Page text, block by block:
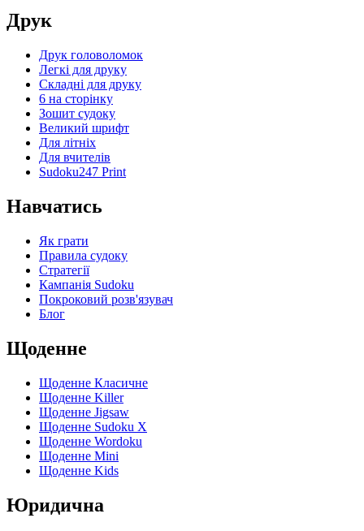
Друк
Друк головоломок
Легкі для друку
Складні для друку
6 на сторінку
Зошит судоку
Великий шрифт
Для літніх
Для вчителів
Sudoku247 Print
Навчатись
Як грати
Правила судоку
Стратегії
Кампанія Sudoku
Покроковий розв'язувач
Блог
Щоденне
Щоденне Класичне
Щоденне Killer
Щоденне Jigsaw
Щоденне Sudoku X
Щоденне Wordoku
Щоденне Mini
Щоденне Kids
Юридична